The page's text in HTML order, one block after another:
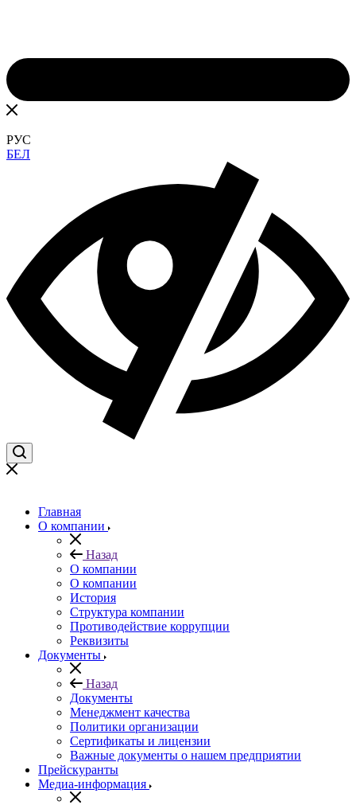
РУС
БЕЛ
Главная
О компании
Назад
О компании
О компании
История
Структура компании
Противодействие коррупции
Реквизиты
Документы
Назад
Документы
Менеджмент качества
Политики организации
Сертификаты и лицензии
Важные документы о нашем предприятии
Прейскуранты
Медиа-информация